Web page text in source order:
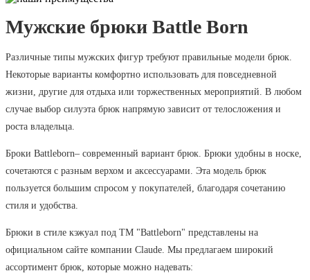
Мужские брюки Battle Born
Различные типы мужских фигур требуют правильные модели брюк.
Некоторые варианты комфортно использовать для повседневной
жизни, другие для отдыха или торжественных мероприятий. В любом
случае выбор силуэта брюк напрямую зависит от телосложения и
роста владельца.
Броки Battleborn– современный вариант брюк. Брюки удобны в носке,
сочетаются с разным верхом и аксессуарами. Эта модель брюк
пользуется большим спросом у покупателей, благодаря сочетанию
стиля и удобства.
Брюки в стиле кэжуал под ТМ "Battleborn" представлены на
официальном сайте компании Claude. Мы предлагаем широкий
ассортимент брюк, которые можно надевать: